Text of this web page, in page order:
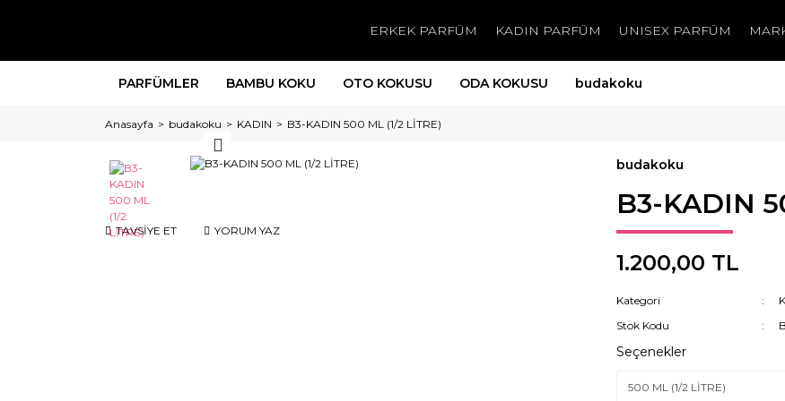
ERKEK PARFÜM KADIN PARFÜM UNISEX PARFÜM
PARFÜMLER BAMBU KOKU OTO KOKUSU ODA KOKUSU budakoku
Anasayfa budakoku KADIN B3-KADIN 500 ML (1/2 LİTRE)
TAVSİYE ET YORUM YAZ
budakoku
B3-KADIN
1.200,00 TL
Kategori
Stok Kodu
Seçenekler